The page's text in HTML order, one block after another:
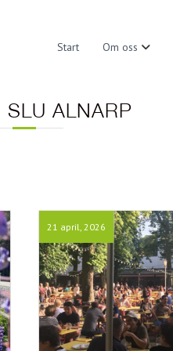
Start Om oss
SLU ALNARP
21 april, 2026